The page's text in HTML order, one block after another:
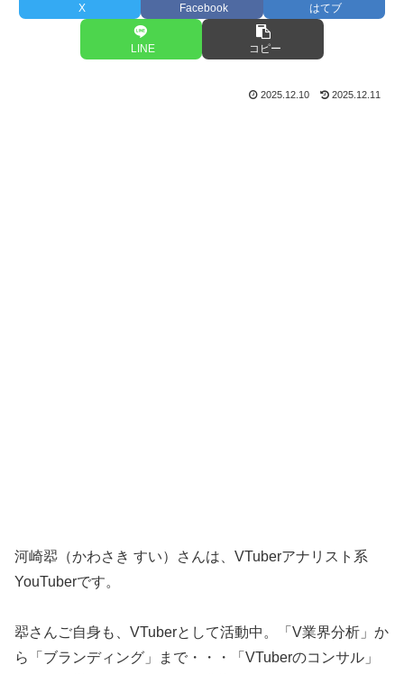
X Facebook はてブ
LINE コピー
2025.12.10 2025.12.11
河崎翆（かわさき すい）さんは、VTuberアナリスト系
YouTuberです。
翆さんご自身も、VTuberとして活動中。「V業界分析」か
ら「ブランディング」まで・・・「VTuberのコンサル」